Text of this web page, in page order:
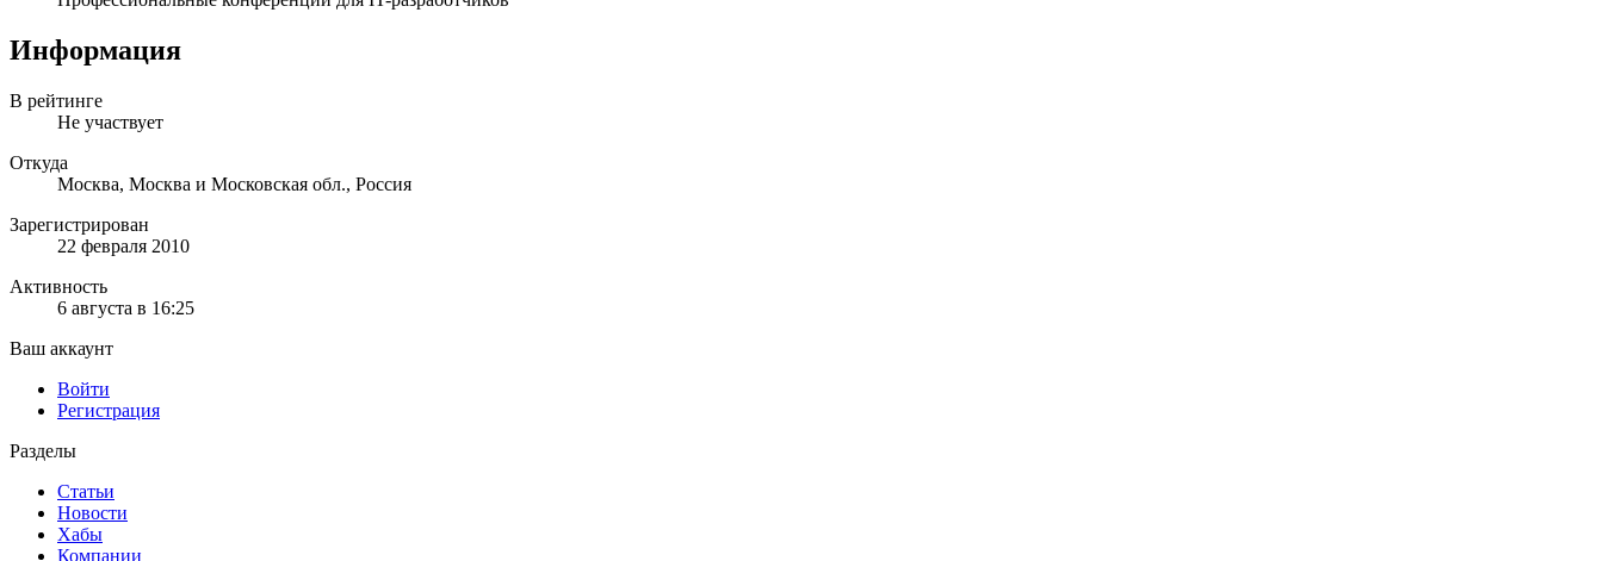
Информация
В рейтинге
Не участвует
Откуда
Москва, Москва и Московская обл., Россия
Зарегистрирован
22 февраля 2010
Активность
6 августа в 16:25
Ваш аккаунт
Войти
Регистрация
Разделы
Статьи
Новости
Хабы
Компании